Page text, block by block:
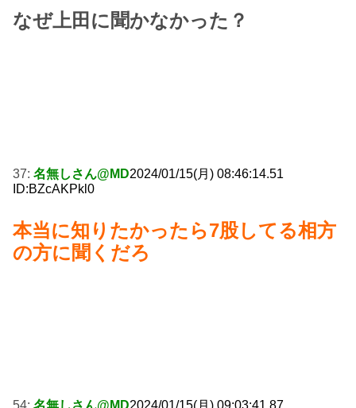
なぜ上田に聞かなかった？
37: 名無しさん@MD2024/01/15(月) 08:46:14.51
ID:BZcAKPkl0
本当に知りたかったら7股してる相方
の方に聞くだろ